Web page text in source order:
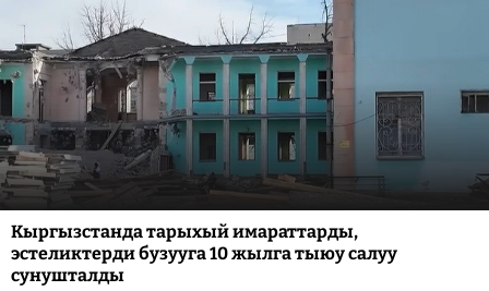
Кыргызстанда тарыхый имараттарды,
эстеликтерди бузууга 10 жылга тыюу салуу
сунушталды